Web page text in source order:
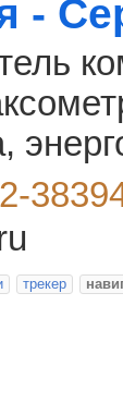
-
трекер